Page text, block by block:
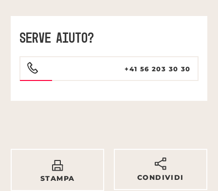
SERVE AIUTO?
+41 56 203 30 30
STAMPA CONDIVIDI